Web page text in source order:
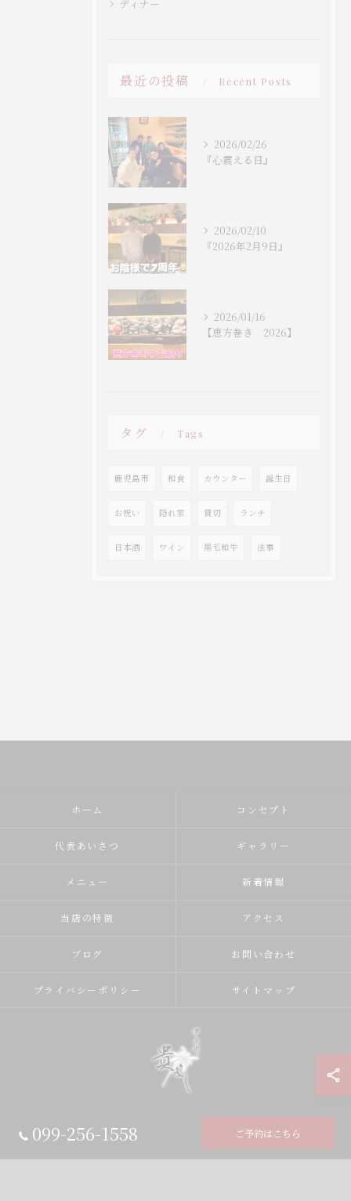
ディナー
最近の投稿 Recent Posts
2026/02/26
『心震える日』
2026/02/10
『2026年2月9日』
2026/01/16
【恵方巻き 2026】
タグ Tags
鹿児島市 和食 カウンター 誕生日
お祝い 隠れ家 貸切 ランチ
日本酒 ワイン 黒毛和牛 法事
099-256-1558 ご予約はこちら
ホーム コンセプト
代表あいさつ ギャラリー
メニュー 新着情報
当店の特徴 アクセス
ブログ お問い合わせ
プライバシーポリシー サイトマップ
© 2026 中央町 貴よし ALL RIGHTS RESERVED.